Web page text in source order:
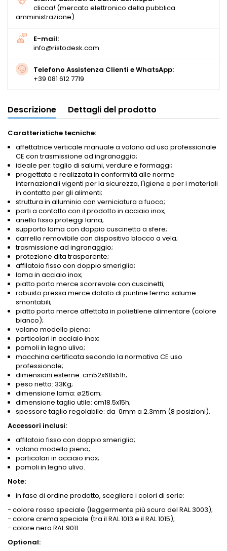
clicca! (mercato elettronico della pubblica
amministrazione)
E-mail:
info@ristodesk.com
Telefono Assistenza Clienti e WhatsApp:
+39 081 612 7719
Descrizione Dettagli del prodotto
Caratteristiche tecniche:
affettatrice verticale manuale a volano ad uso professionale
CE con trasmissione ad ingranaggio;
ideale per: taglio di salumi, verdure e formaggi;
progettata e realizzata in conformità alle norme
internazionali vigenti per la sicurezza, l'igiene e per i materiali
in contatto per gli alimenti;
struttura in alluminio con verniciatura a fuoco;
parti a contatto con il prodotto in acciaio inox;
anello fisso proteggi lama;
supporto lama con doppio cuscinetto a sfere;
carrello removibile con dispositivo blocco a vela;
trasmissione ad ingranaggio;
protezione dita trasparente;
affilatoio fisso con doppio smeriglio;
lama in acciaio inox;
piatto porta merce scorrevole con cuscinetti;
robusto pressa merce dotato di puntine ferma salume
smontabili;
piatto porta merce affettata in polietilene alimentare (colore
bianco);
volano modello pieno;
particolari in acciaio inox;
pomoli in legno ulivo;
macchina certificata secondo la normativa CE uso
professionale;
dimensioni esterne: cm52x68x51h;
peso netto: 33Kg;
dimensione lama: ø25cm;
dimensione taglio utile: cm18.5x15h;
spessore taglio regolabile: da 0mm a 2.3mm (8 posizioni).
Accessori inclusi:
affilatoio fisso con doppio smeriglio;
volano modello pieno;
particolari in acciaio inox;
pomoli in legno ulivo.
Note:
in fase di ordine prodotto, scegliere i colori di serie:
- colore rosso speciale (leggermente più scuro del RAL 3003);
- colore crema speciale (tra il RAL 1013 e il RAL 1015);
- colore nero RAL 9011.
Optional: